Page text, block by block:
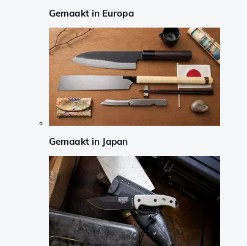
Gemaakt in Europa
Gemaakt in Japan